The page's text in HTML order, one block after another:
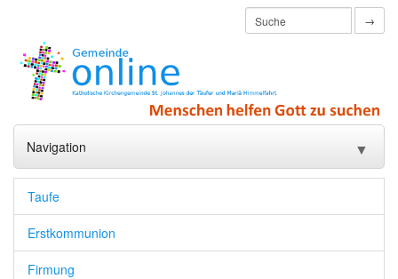
→
Navigation ▼
Pfarrleben
Sakramente und Seelsorge
Taufe
Erstkommunion
Firmung